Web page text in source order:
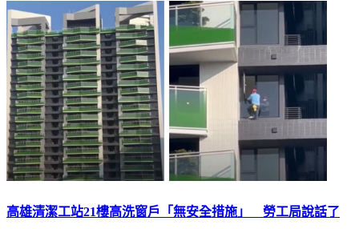
高雄清潔工站21樓高洗窗戶「無安全措施」 勞工局說話了